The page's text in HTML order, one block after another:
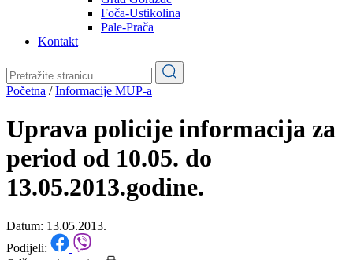
Općine
Pale-Prača
Kontakt
Početna/Informacije MUP-a
Uprava policije informacija za
period od 10.05. do
13.05.2013.godine.